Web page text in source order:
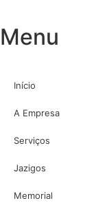
Menu
Início
A Empresa
Serviços
Jazigos
Memorial